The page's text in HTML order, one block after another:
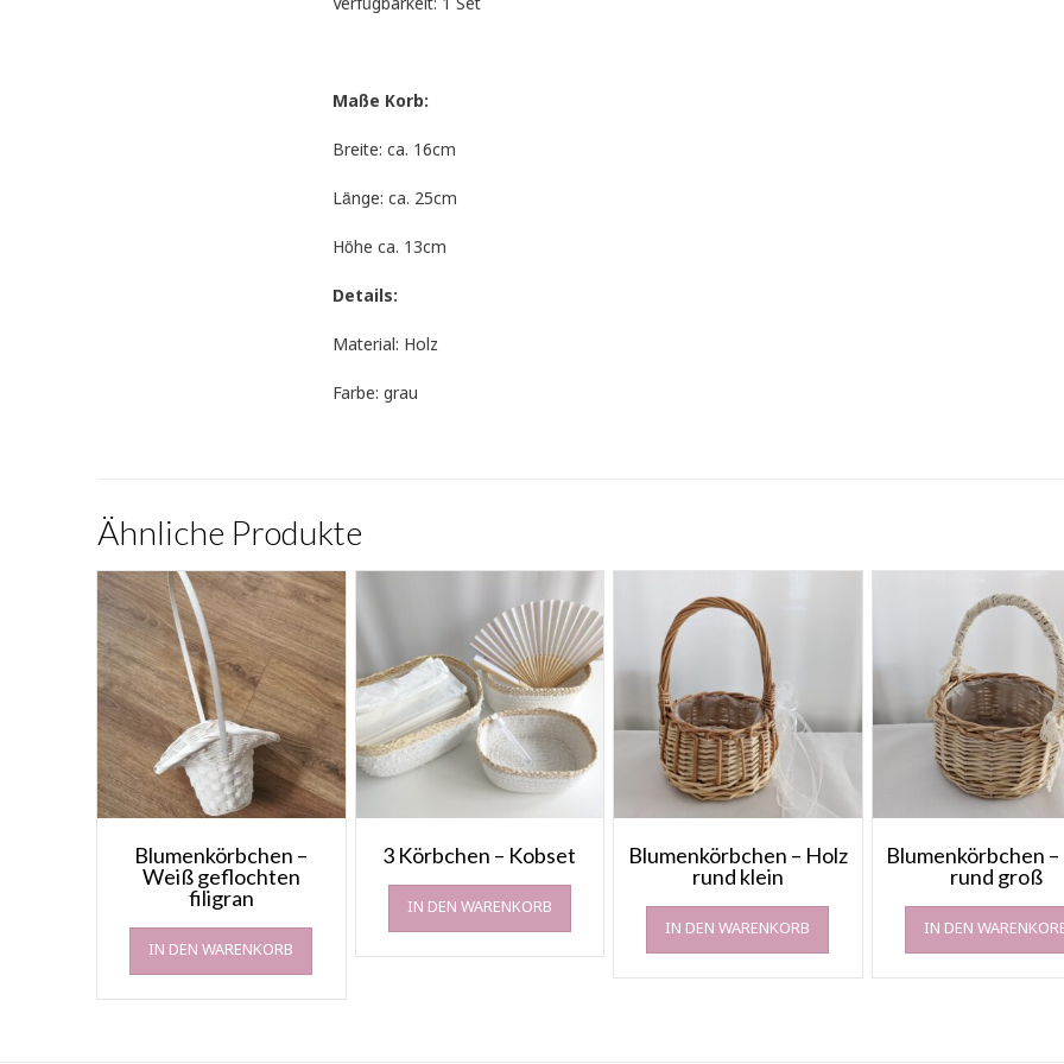
Verfügbarkeit: 1 Set
Maße Korb:
Breite: ca. 16cm
Länge: ca. 25cm
Höhe ca. 13cm
Details:
Material: Holz
Farbe: grau
Ähnliche Produkte
Blumenkörbchen –
Weiß geflochten
filigran
IN DEN WARENKORB
3 Körbchen – Kobset
IN DEN WARENKORB
Blumenkörbchen – Holz
rund klein
IN DEN WARENKORB
Blumenkörbchen
rund groß
IN DEN